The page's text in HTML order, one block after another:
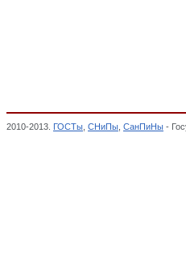
2010-2013. ГОСТы СНиПы СанПиНы -